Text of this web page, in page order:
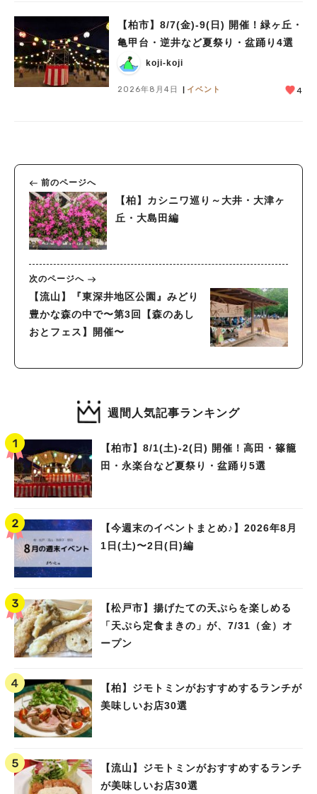
【柏市】8/7(金)‐9(日) 開催！緑ヶ丘・
亀甲台・逆井など夏祭り・盆踊り4選
koji-koji
2026年8月4日 イベント 4
前のページへ
【柏】カシニワ巡り～大井・大津ヶ
丘・大島田編
次のページへ
【流山】『東深井地区公園』みどり
豊かな森の中で〜第3回【森のあし
おとフェス】開催〜
週間人気記事ランキング
【柏市】8/1(土)‐2(日) 開催！高田・篠籠
田・永楽台など夏祭り・盆踊り5選
【今週末のイベントまとめ♪】2026年8月
1日(土)〜2日(日)編
【松戸市】揚げたての天ぷらを楽しめる
「天ぷら定食まきの」が、7/31（金）オ
ープン
【柏】ジモトミンがおすすめするランチが
美味しいお店30選
【流山】ジモトミンがおすすめするランチ
が美味しいお店30選